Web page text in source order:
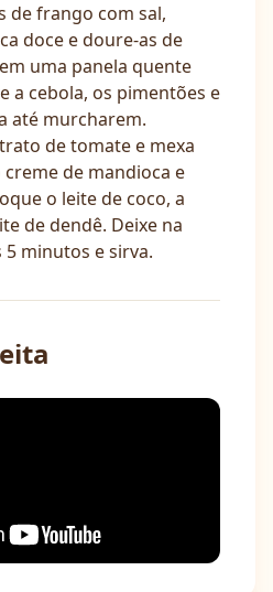
de frango com sal,
doce e doure-as de
uma panela quente
a cebola, os pimentões e
até murcharem.
de tomate e mexa
de mandioca e
o leite de coco, a
de dendê. Deixe na
minutos e sirva.